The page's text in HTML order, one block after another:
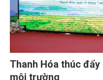
Thanh Hóa thúc
môi trường